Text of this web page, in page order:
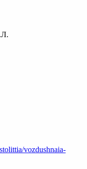
vozdushnaia-